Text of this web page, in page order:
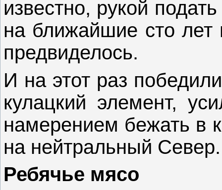
известно, рукой
на ближайшие сто лет
предвиделось.
И на этот раз
кулацкий элемент,
намерением бежать в
на нейтральный Север.
Ребячье мясо